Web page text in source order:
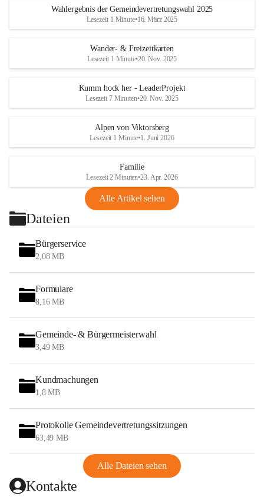
Wahlergebnis der Gemeindevertretungswahl 2025
Lesezeit 1 Minute•16. März 2025
Wander- & Freizeitkarten
Lesezeit 1 Minute•20. Nov. 2025
Kumm hock her - LeaderProjekt
Lesezeit 7 Minuten•20. Nov. 2025
Alpen von Viktorsberg
Lesezeit 1 Minute•1. Juni 2026
Familie
Lesezeit 2 Minuten•23. Apr. 2026
Alle Artikel sehen
Dateien
Bürgerservice
2,08 MB
Formulare
8,16 MB
Gemeinde- & Bürgermeisterwahl
3,49 MB
Kundmachungen
1,8 MB
Protokolle Gemeindevertretungssitzungen
63,49 MB
Alle Dateien sehen
Kontakte